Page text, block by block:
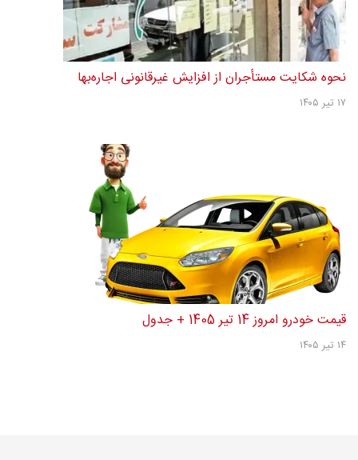
نحوه شکایت مستأجران از افزایش غیرقانونی اجاره‌بها
۱۷ تیر ۱۴۰۵
قیمت خودرو امروز 14 تیر 1405 + جدول
۱۴ تیر ۱۴۰۵